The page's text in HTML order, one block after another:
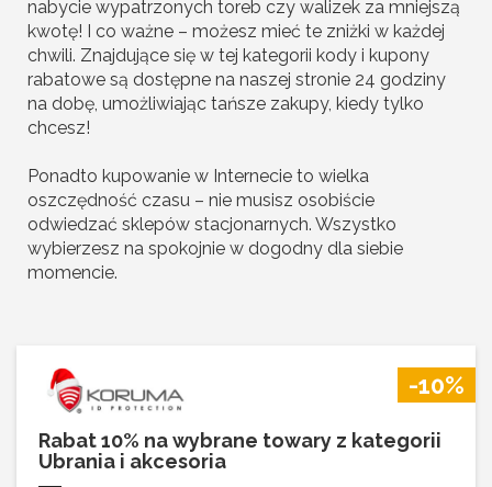
nabycie wypatrzonych toreb czy walizek za mniejszą
kwotę! I co ważne – możesz mieć te zniżki w każdej
chwili. Znajdujące się w tej kategorii kody i kupony
rabatowe są dostępne na naszej stronie 24 godziny
na dobę, umożliwiając tańsze zakupy, kiedy tylko
chcesz!
Ponadto kupowanie w Internecie to wielka
oszczędność czasu – nie musisz osobiście
odwiedzać sklepów stacjonarnych. Wszystko
wybierzesz na spokojnie w dogodny dla siebie
momencie.
-10%
Rabat 10% na wybrane towary z kategorii
Ubrania i akcesoria